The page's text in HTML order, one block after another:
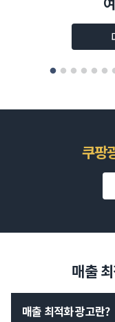
쿠팡
매출
매출 최적화 광고란?